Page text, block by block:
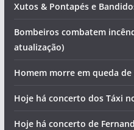
Xutos & Pontapés e
Bombeiros combatem
atualização)
Homem morre em queda
Hoje há concerto dos Táxi
Hoje há concerto de